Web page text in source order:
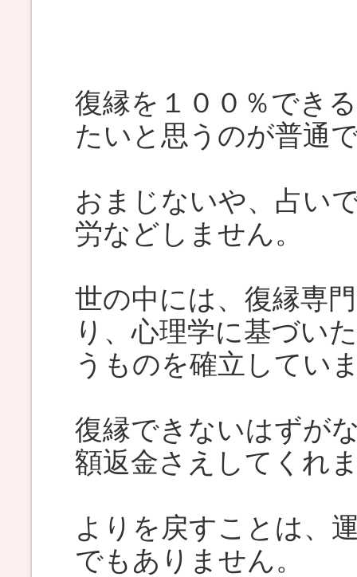
復縁を１００％でき
たいと思うのが普通
おまじないや、占い
労などしません。
世の中には、復縁専
り、心理学に基づい
うものを確立してい
復縁できないはずが
額返金さえしてくれ
よりを戻すことは、
でもありません。